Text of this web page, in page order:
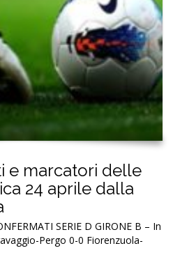
e marcatori delle
24 aprile dalla
SERIE D GIRONE B – In
Pergo 0-0 Fiorenzuola-